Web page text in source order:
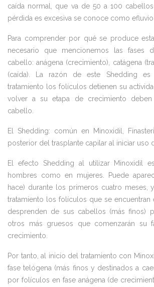
caída normal, que va de 50 a 100
pérdida es excesiva se conoce como
Para comprender por qué se produce
necesario que mencionemos las fases
cabello: anágena (crecimiento), catágena
(caída). La razón de este Shedding
tratamiento los folículos detienen su
volver a su etapa de crecimiento deben
cabello.
El Shedding: común en Minoxidil,
posterior del trasplante capilar al iniciar uso
El efecto Shedding al utilizar Minoxidil
hombres como en mujeres. Puede
hace) durante los primeros cuatro meses,
tratamiento los folículos que se encuentran
desprenden de sus cabellos (más finos)
otros más gruesos que comenzarán su
crecimiento.
Por tanto, al inicio del tratamiento con
fase telógena (más finos y destinados a
por folículos en fase anágena (de